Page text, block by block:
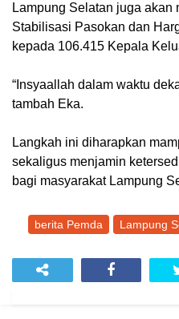
Lampung Selatan juga
Stabilisasi Pasokan dan
kepada 106.415 Kepala
“Insyaallah dalam waktu
tambah Eka.
Langkah ini diharapkan
sekaligus menjamin
bagi masyarakat Lampung
berita Pemda Lampung